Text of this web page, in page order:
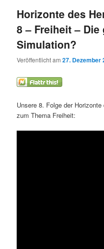
Horizonte des
8 – Freiheit – Die
Simulation?
Veröffentlicht am27. Dezember
Unsere 8. Folge der
zum Thema Freiheit: